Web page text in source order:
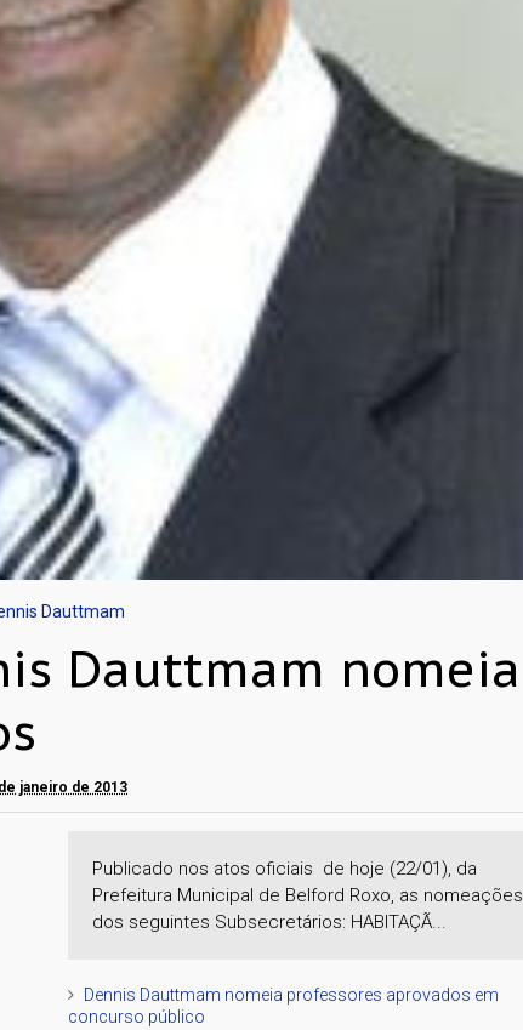
Dauttmam
Dauttmam nomeia
janeiro de 2013
Publicado nos atos oficiais de hoje (22/01), da
Prefeitura Municipal de Belford Roxo, as nomeações
dos seguintes Subsecretários: HABITAÇÃ...
Dennis Dauttmam nomeia professores aprovados em
concurso público